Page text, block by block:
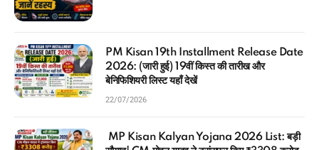
PM Kisan 19th Installment Release Date
2026: (जारी हुई) 19वीं किस्त की तारीख और
बेनिफिशियरी लिस्ट यहाँ देखें
22/07/2026
MP Kisan Kalyan Yojana 2026 List: बड़ी